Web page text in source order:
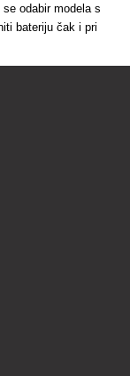
odabir modela s
bateriju čak i pri